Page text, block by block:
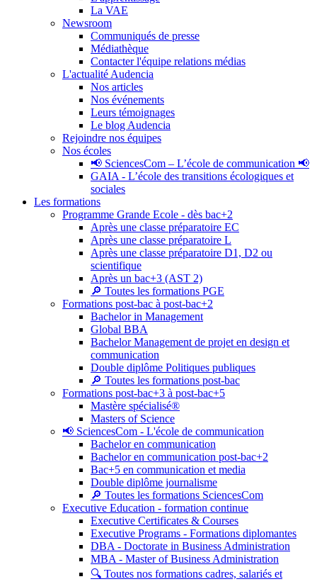
La VAE
Newsroom
Communiqués de presse
Médiathèque
Contacter l'équipe relations médias
L'actualité Audencia
Nos articles
Nos événements
Leurs témoignages
Le blog Audencia
Rejoindre nos équipes
Nos écoles
📢 SciencesCom – L’école de communication 📢
GAIA - L’école des transitions écologiques et
sociales
Les formations
Programme Grande Ecole - dès bac+2
Après une classe préparatoire EC
Après une classe préparatoire L
Après une classe préparatoire D1, D2 ou
scientifique
Après un bac+3 (AST 2)
🔎 Toutes les formations PGE
Formations post-bac à post-bac+2
Bachelor in Management
Global BBA
Bachelor Management de projet en design et
communication
Double diplôme Politiques publiques
🔎 Toutes les formations post-bac
Formations post-bac+3 à post-bac+5
Mastère spécialisé®
Masters of Science
📢 SciencesCom - L'école de communication
Bachelor en communication
Bachelor en communication post-bac+2
Bac+5 en communication et media
Double diplôme journalisme
🔎 Toutes les formations SciencesCom
Executive Education - formation continue
Executive Certificates & Courses
Executive Programs - Formations diplomantes
DBA - Doctorate in Business Administration
MBA - Master of Business Administration
🔍 Toutes nos formations cadres, salariés et